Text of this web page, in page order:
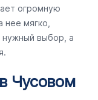
огромную
мягко,
нужный выбор, а
Чусовом